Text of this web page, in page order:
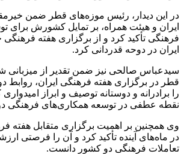
در این دیدار، رئیس موزه‌های قطر ضمن
ایران و هیئت همراه، بر تمایل کشورش برای
فرهنگی تأکید کرد و از برگزاری هفته
ایران در دوحه قدردانی کرد.
سیدعباس صالحی نیز ضمن تقدیر از میزبانی
قطر در برگزاری هفته فرهنگی ایران، روابط
را برادرانه و دوستانه توصیف و ابراز امیدواری
نقطه عطفی در توسعه همکاری‌های فرهنگی
وی همچنین بر اهمیت برگزاری متقابل هفته
در ماه‌های آینده تأکید کرد و آن را فرصتی
تعاملات فرهنگی دو کشور دانست.